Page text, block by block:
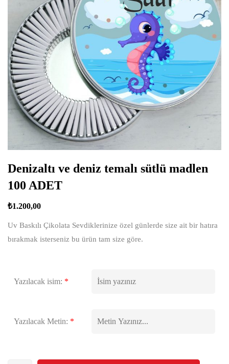
Denizaltı ve deniz temalı sütlü madlen
100 ADET
₺1.200,00
Uv Baskılı Çikolata Sevdiklerinize özel günlerde size ait bir hatıra
bırakmak isterseniz bu ürün tam size göre.
Yazılacak isim: *
Yazılacak Metin: *